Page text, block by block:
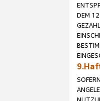
DEM